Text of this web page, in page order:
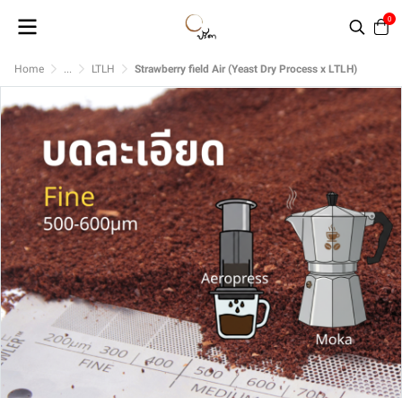
0
Home ... LTLH Strawberry field Air (Yeast Dry Process x LTLH)